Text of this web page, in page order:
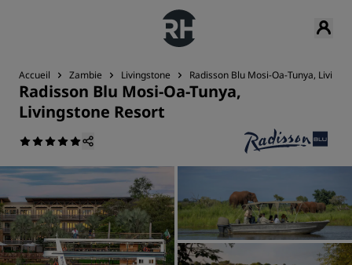
Accueil Zambie Livingstone Radisson Blu Mosi-Oa-Tunya,
Radisson Blu Mosi-Oa-Tunya,
Livingstone Resort